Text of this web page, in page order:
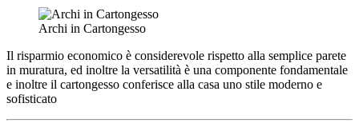
Archi in Cartongesso
Il risparmio economico è considerevole rispetto alla semplice parete
in muratura, ed inoltre la versatilità è una componente fondamentale
e inoltre il cartongesso conferisce alla casa uno stile moderno e
sofisticato